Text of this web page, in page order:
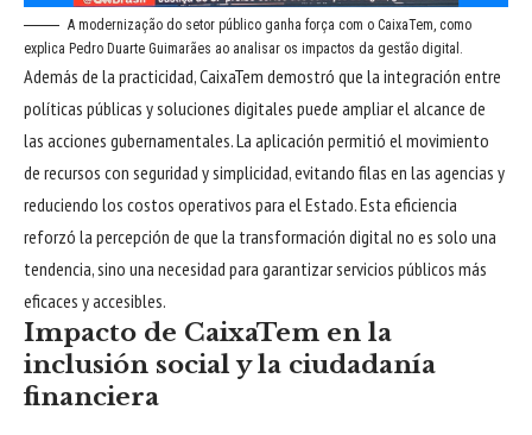
A modernização do setor público ganha força com o CaixaTem, como
explica Pedro Duarte Guimarães ao analisar os impactos da gestão digital.
Además de la practicidad, CaixaTem demostró que la integración entre
políticas públicas y soluciones digitales puede ampliar el alcance de
las acciones gubernamentales. La aplicación permitió el movimiento
de recursos con seguridad y simplicidad, evitando filas en las agencias y
reduciendo los costos operativos para el Estado. Esta eficiencia
reforzó la percepción de que la transformación digital no es solo una
tendencia, sino una necesidad para garantizar servicios públicos más
eficaces y accesibles.
Impacto de CaixaTem en la
inclusión social y la ciudadanía
financiera